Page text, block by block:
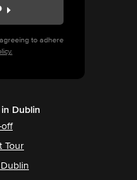
to adhere
Dublin
off
Tour